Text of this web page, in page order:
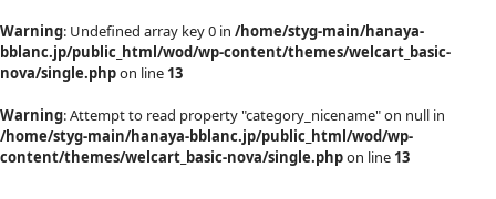
Warning: Undefined array key 0 in /home/styg-main/hanaya-
bblanc.jp/public_html/wod/wp-content/themes/welcart_basic-
nova/single.phpon line 13
Warning: Attempt to read property "category_nicename" on null in
/home/styg-main/hanaya-bblanc.jp/public_html/wod/wp-
content/themes/welcart_basic-nova/single.phpon line 13